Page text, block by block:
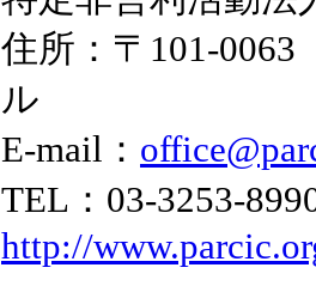
住所：〒101-
ル
E-mail：
TEL：03-3253-
http://